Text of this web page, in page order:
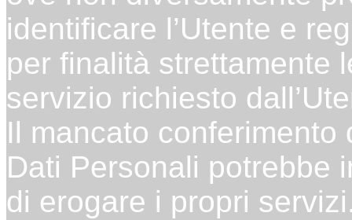
identificare l’Utente e
per finalità strettamente
servizio richiesto
Il mancato conferimento
Dati Personali potrebbe
di erogare i propri